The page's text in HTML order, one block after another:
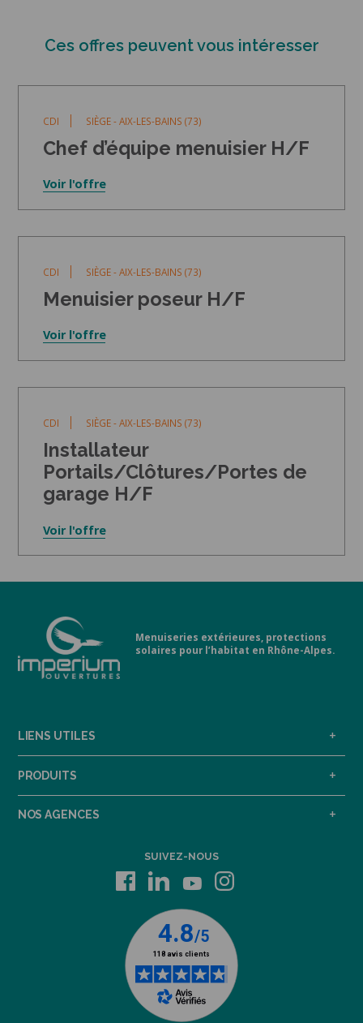
sélectionnant
Ces offres peuvent vous intéresser
CDI SIÈGE - AIX-LES-BAINS (73)
Chef d’équipe menuisier H/F
Voir l'offre
CDI SIÈGE - AIX-LES-BAINS (73)
Menuisier poseur H/F
Voir l'offre
CDI SIÈGE - AIX-LES-BAINS (73)
Installateur
Portails/Clôtures/Portes de
garage H/F
Voir l'offre
Menuiseries extérieures, protections
solaires pour l’habitat en Rhône-Alpes.
LIENS UTILES
PRODUITS
NOS AGENCES
SUIVEZ-NOUS